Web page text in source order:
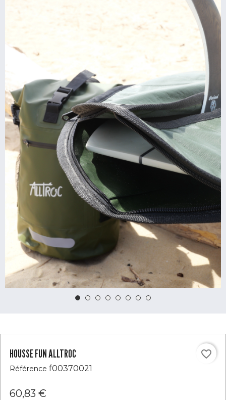
HOUSSE FUN ALLTROC
Référence f00370021
60,83 €
favorite_border